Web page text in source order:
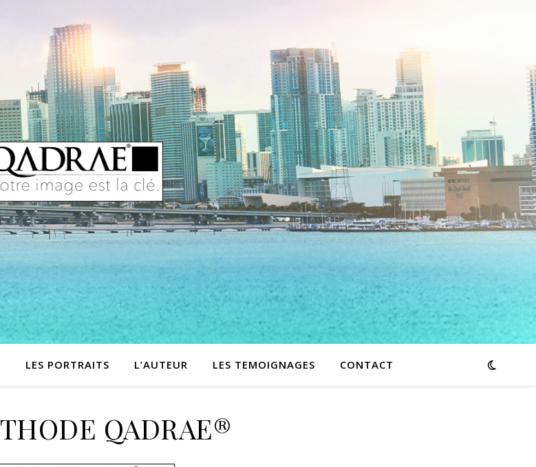
LES PORTRAITS L’AUTEUR LES TEMOIGNAGES CONTACT
QADRAE®